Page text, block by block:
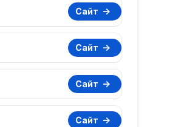
Сайт
Сайт
Сайт
Сайт